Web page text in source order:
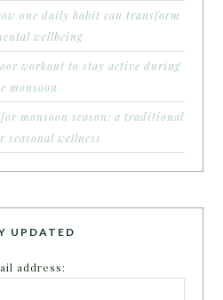
one daily habit can transform
wellbeing
workout to stay active during
monsoon
for monsoon season: a traditional
seasonal wellness
UPDATED
address: